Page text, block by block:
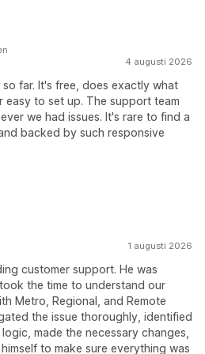
4 augusti 2026
far. It's free, does exactly what
easy to set up. The support team
we had issues. It's rare to find a
backed by such responsive
1 augusti 2026
customer support. He was
the time to understand our
Metro, Regional, and Remote
the issue thoroughly, identified
made the necessary changes,
to make sure everything was